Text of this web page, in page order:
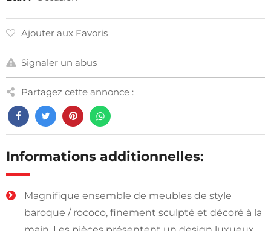
Ajouter aux Favoris
Signaler un abus
Partagez cette annonce :
Informations additionnelles:
Magnifique ensemble de meubles de style
baroque / rococo, finement sculpté et décoré à la